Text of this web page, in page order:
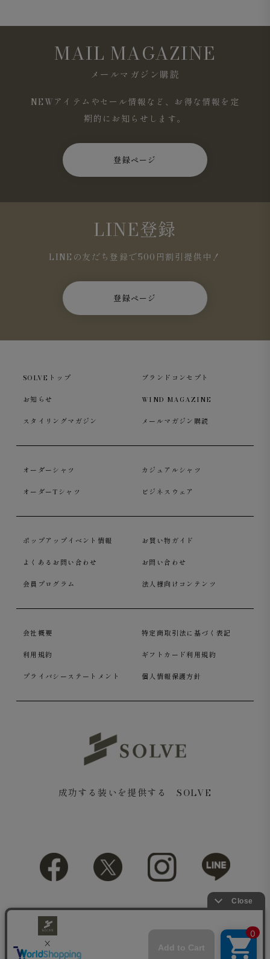
りとしたシルエットで、腕まわりのもたつきを抑え、上品
ニットならではの減らし目がさりげないアクセントにな
り、シンプルながらも表情のある仕上がりに。
MAIL MAGAZINE
メールマガジン購読
NEWアイテムやセール情報など、お得な情報を定
期的にお知らせします。
登録ページ
LINE登録
LINEの友だち登録で500円割引提供中！
登録ページ
SOLVEトップ ブランドコンセプト
お知らせ WIND MAGAZINE
スタイリングマガジン メールマガジン購読
オーダーシャツ カジュアルシャツ
オーダーTシャツ ビジネスウェア
ポップアップイベント情報 お買い物ガイド
よくあるお問い合わせ お問い合わせ
会員プログラム 法人様向けコンテンツ
会社概要 特定商取引法に基づく表記
利用規約 ギフトカード利用規約
プライバシーステートメント 個人情報保護方針
成功する装いを提供する SOLVE